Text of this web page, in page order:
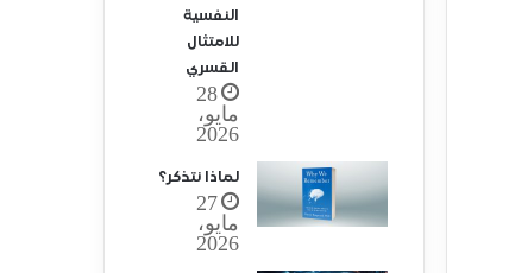
النفسية
للامتثال
القسري
28
مايو،
2026
لماذا نتذكر؟
27
مايو،
2026